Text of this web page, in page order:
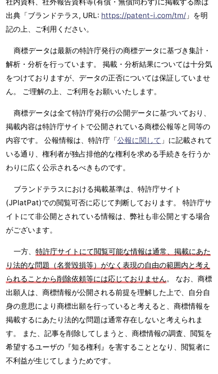
社内資料、社外報告資料等(有償・無償問わず)に掲載する際は
出典「ブランドテラス, URL: https://patent-i.com/tm/ 」を明
記の上、ご利用ください。
商標データは最新の特許庁発行の商標データに基づき集計・
解析・分析を行っています。 掲載・分析結果については十分気
をつけておりますが、データの正否については保証していませ
ん。 ご理解の上、ご利用をお願いいたします。
商標データは全て特許庁発行の公開データに基づいており、
掲載内容は特許庁サイトで公開されている商標公報等と同等の
内容です。 公報情報は、特許庁「公報に関して 」に記載されて
いる通り、権利者が独占排他的な権利を求める手続きを行うか
わりに広く公示されるべきものです。
ブランドテラスにおける掲載基準は、特許庁サイト
(JPlatPat)での閲覧可否に応じて判断しております。 特許庁サ
イトにて非公開とされている情報は、弊社も非公開とする場合
がございます。
一方、 特許庁サイトにて閲覧可能な情報は通常、掲載にあた
り法的な問題（名誉毀損等）がなく表現の自由の範囲内と考え
られることから削除依頼等には応じておりません。 なお、商標
出願人は、商標情報が公開される前提を理解した上で、自分自
身の意思により商標出願を行っていると考えると、商標情報を
掲載するにあたり法的な問題は通常存在しないと考えられま
す。 また、記事を削除してしまうと、商標情報の調査、閲覧を
希望するユーザの『知る権利』を害することとなり、閲覧者に
不利益が生じてしまうためです。